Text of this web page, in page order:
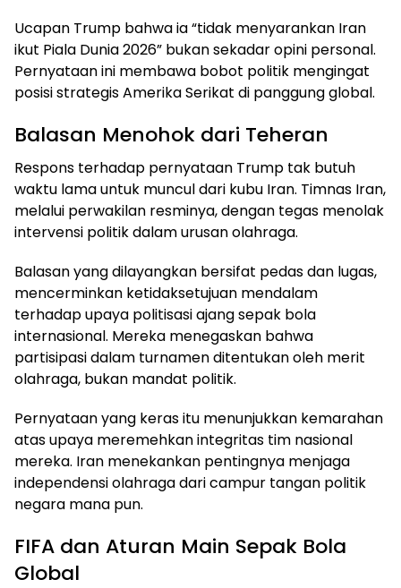
Ucapan Trump bahwa ia tidak menyarankan Iran
ikut Piala Dunia 2026 bukan sekadar opini personal.
Pernyataan ini membawa bobot politik mengingat
posisi strategis Amerika Serikat di panggung global.
Balasan Menohok dari Teheran
Respons terhadap pernyataan Trump tak butuh
waktu lama untuk muncul dari kubu Iran. Timnas Iran,
melalui perwakilan resminya, dengan tegas menolak
intervensi politik dalam urusan olahraga.
Balasan yang dilayangkan bersifat pedas dan lugas,
mencerminkan ketidaksetujuan mendalam
terhadap upaya politisasi ajang sepak bola
internasional. Mereka menegaskan bahwa
partisipasi dalam turnamen ditentukan oleh merit
olahraga, bukan mandat politik.
Pernyataan yang keras itu menunjukkan kemarahan
atas upaya meremehkan integritas tim nasional
mereka. Iran menekankan pentingnya menjaga
independensi olahraga dari campur tangan politik
negara mana pun.
FIFA dan Aturan Main Sepak Bola
Global